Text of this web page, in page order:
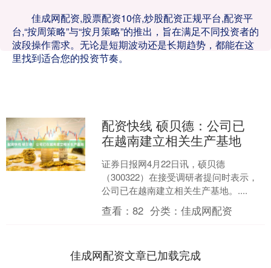
佳成网配资,股票配资10倍,炒股配资正规平台,配资平
台,“按周策略”与“按月策略”的推出，旨在满足不同投资者的
波段操作需求。无论是短期波动还是长期趋势，都能在这
里找到适合您的投资节奏。
配资快线 硕贝德：公司已
在越南建立相关生产基地
证券日报网4月22日讯，硕贝德
（300322）在接受调研者提问时表示，
公司已在越南建立相关生产基地。....
查看：82 分类：佳成网配资
佳成网配资文章已加载完成